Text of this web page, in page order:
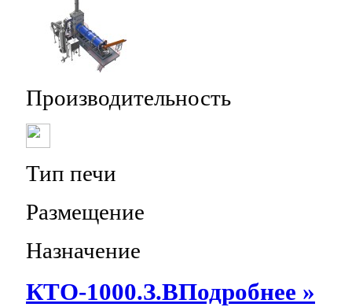
Производительность
Тип печи
Размещение
Назначение
КТО-1000.З.ВПодробнее »